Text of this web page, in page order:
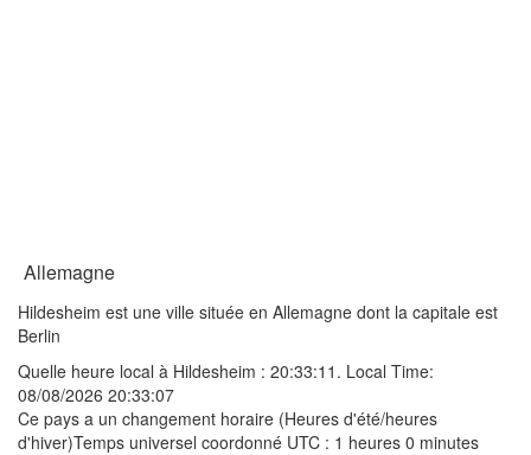
Allemagne
Hildesheim est une ville située en Allemagne dont la capitale est
Berlin
Quelle heure local à Hildesheim : 20:33:11 . Local Time:
08/08/2026 20:33:07
Ce pays a un changement horaire (Heures d'été/heures
d'hiver)Temps universel coordonné UTC : 1 heures 0 minutes